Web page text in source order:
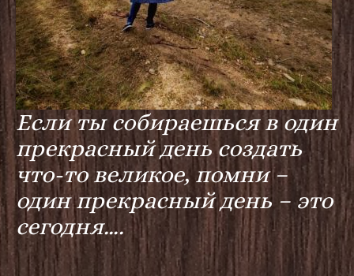
Если ты собираешься в один
прекрасный день создать
что-то великое, помни –
один прекрасный день – это
сегодня….